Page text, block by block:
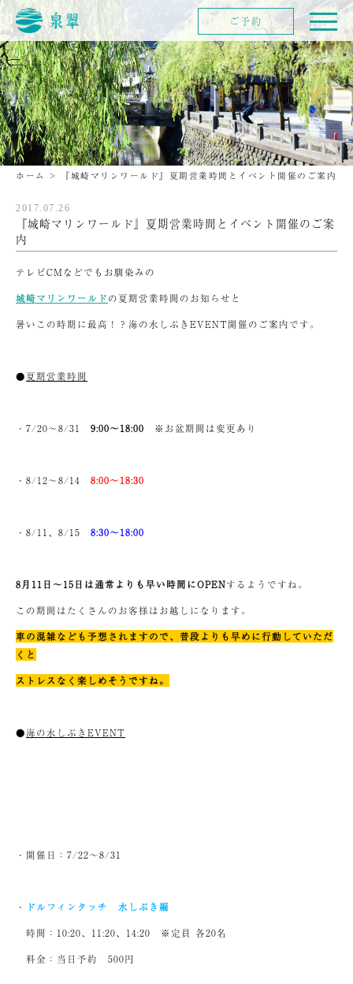
ホーム > 『城崎マリンワールド』夏期営業時間とイベント開催のご案内
2017.07.26
『城崎マリンワールド』夏期営業時間とイベント開催のご案
内
テレビCMなどでもお馴染みの
城崎マリンワールドの夏期営業時間のお知らせと
暑いこの時期に最高！？海の水しぶきEVENT開催のご案内です。
●夏期営業時間
・7/20〜8/31 9:00〜18:00 ※お盆期間は変更あり
・8/12〜8/14 8:00〜18:30
・8/11、8/15 8:30〜18:00
8月11日〜15日は通常よりも早い時間にOPENするようですね。
この期間はたくさんのお客様はお越しになります。
車の混雑なども予想されますので、普段よりも早めに行動していただ
くと
ストレスなく楽しめそうですね。
●海の水しぶきEVENT
・開催日：7/22〜8/31
・ ドルフィンタッチ 水しぶき編
時間：10:20、11:20、14:20 ※定員 各20名
料金：当日予約 500円
ご予約